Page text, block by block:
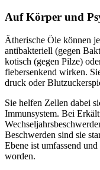
Auf Körper und
Ätherische Öle können
antibakteriell (gegen
kotisch (gegen Pilze)
fiebersenkend wirken.
druck oder
Sie helfen Zellen dabei
Immunsystem. Bei
Beschwerden sind sie
Ebene ist umfassend
worden.